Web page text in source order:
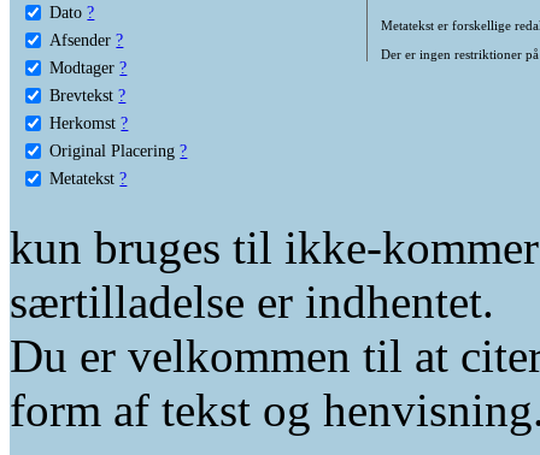
Dato ?
Afsender ?
Modtager ?
Brevtekst ?
Herkomst ?
Original Placering ?
Metatekst ?
Metatekst er forskellige
Der er ingen restriktioner
kun bruges til ikke-
særtilladelse er indhentet.
Du er velkommen til at
form af tekst og